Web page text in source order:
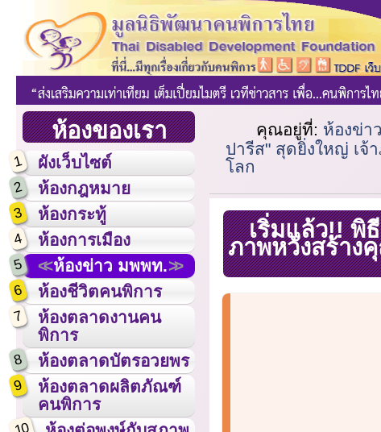
ห้องของเรา
1 ผังเว็บไซต์
2 ห้องกฎหมาย
3 ห้องกระทู้
4 ห้องการเมือง
5 ห้องข่าว มพพท.
6 ห้องชีวิตคนพิการ
7
ห้องตลาดงานคน
พิการ
8 ห้องตลาดบัตรอวยพร
9
ห้องตลาดผลิตภัณฑ์
คนพิการ
คุณอยู่ที่: ห้องข่า
ปารีส" สุดยิ่งใหญ่ เจ้
โลก
เริ่มแล้ว!! พิ
ภาพหวังสร้าง